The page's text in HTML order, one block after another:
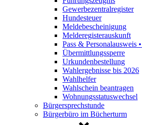
Gewerbezentralregister
Hundesteuer
Meldebescheinigung
Melderegisterauskunft
Pass & Personalausweis
Übermittlungssperre
Urkundenbestellung
Wahlergebnisse bis 2026
Wahlhelfer
Wahlschein beantragen
Wohnungsstatuswechsel
Bürgersprechstunde
Bürgerbüro im Bücherturm